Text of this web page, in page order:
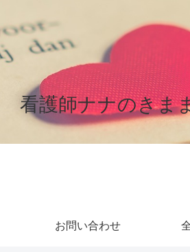
看護師ナナのきま
お問い合わせ